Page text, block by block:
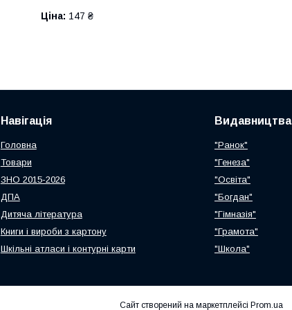
Ціна: 147 ₴
Навігація
Головна
Товари
ЗНО 2015-2026
ДПА
Дитяча література
Книги і вироби з картону
Шкільні атласи і контурні карти
Видавництва
"Ранок"
"Генеза"
"Освіта"
"Богдан"
"Гімназія"
"Грамота"
"Школа"
Сайт створений на маркетплейсі Prom.ua